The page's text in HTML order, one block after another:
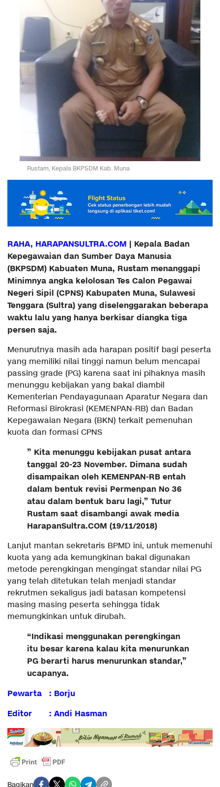
Rustam, Kepala BKPSDM Kab. Muna
RAHA, HARAPANSULTRA.COM | Kepala Badan
Kepegawaian dan Sumber Daya Manusia
(BKPSDM) Kabuaten Muna, Rustam menanggapi
Minimnya angka kelolosan Tes Calon Pegawai
Negeri Sipil (CPNS) Kabupaten Muna, Sulawesi
Tenggara (Sultra) yang diselenggarakan beberapa
waktu lalu yang hanya berkisar diangka tiga
persen saja.
Menurutnya masih ada harapan positif bagi peserta
yang memiliki nilai tinggi namun belum mencapai
passing grade (PG) karena saat ini pihaknya masih
menunggu kebijakan yang bakal diambil
Kementerian Pendayagunaan Aparatur Negara dan
Reformasi Birokrasi (KEMENPAN-RB) dan Badan
Kepegawaian Negara (BKN) terkait pemenuhan
kuota dan formasi CPNS
” Kita menunggu kebijakan pusat antara
tanggal 20-23 November. Dimana sudah
disampaikan oleh KEMENPAN-RB entah
dalam bentuk revisi Permenpan No 36
atau dalam bentuk baru lagi,” Tutur
Rustam saat disambangi awak media
HarapanSultra.COM (19/11/2018)
Lanjut mantan sekretaris BPMD ini, untuk memenuhi
kuota yang ada kemungkinan bakal digunakan
metode perengkingan mengingat standar nilai PG
yang telah ditetukan telah menjadi standar
rekrutmen sekaligus jadi batasan kompetensi
masing masing peserta sehingga tidak
memungkinkan untuk dirubah.
“Indikasi menggunakan perengkingan
itu besar karena kalau kita menurunkan
PG berarti harus menurunkan standar,”
ucapanya.
Pewarta : Borju
Editor : Andi Hasman
Bagikan